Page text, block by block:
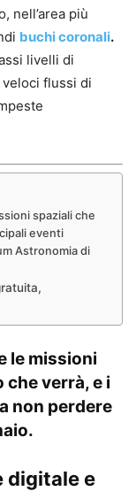
nell’area più
buchi coronali.
livelli di
flussi di
spaziali che
eventi
Astronomia di
le missioni
che verrà, e i
non perdere
.
digitale e